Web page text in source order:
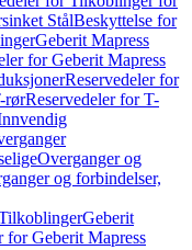
StålBeskyttelse for
Geberit Mapress
for Geberit Mapress
Reservedeler for
rørReservedeler for T-
Overganger og
og forbindelser,
Geberit
for Geberit Mapress